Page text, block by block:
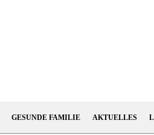
GESUNDE FAMILIE AKTUELLES